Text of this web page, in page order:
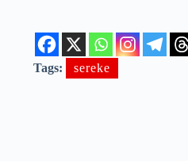
Tags: sereke